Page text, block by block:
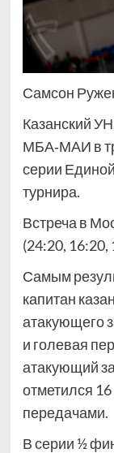
Самсон
Казанский
МБА‑МАИ в
серии
турнира.
Встреча в
(24:20, 16:20,
Самым
капитан
атакующего
и голевая
атакующий
отметился
передачами.
В серии ½